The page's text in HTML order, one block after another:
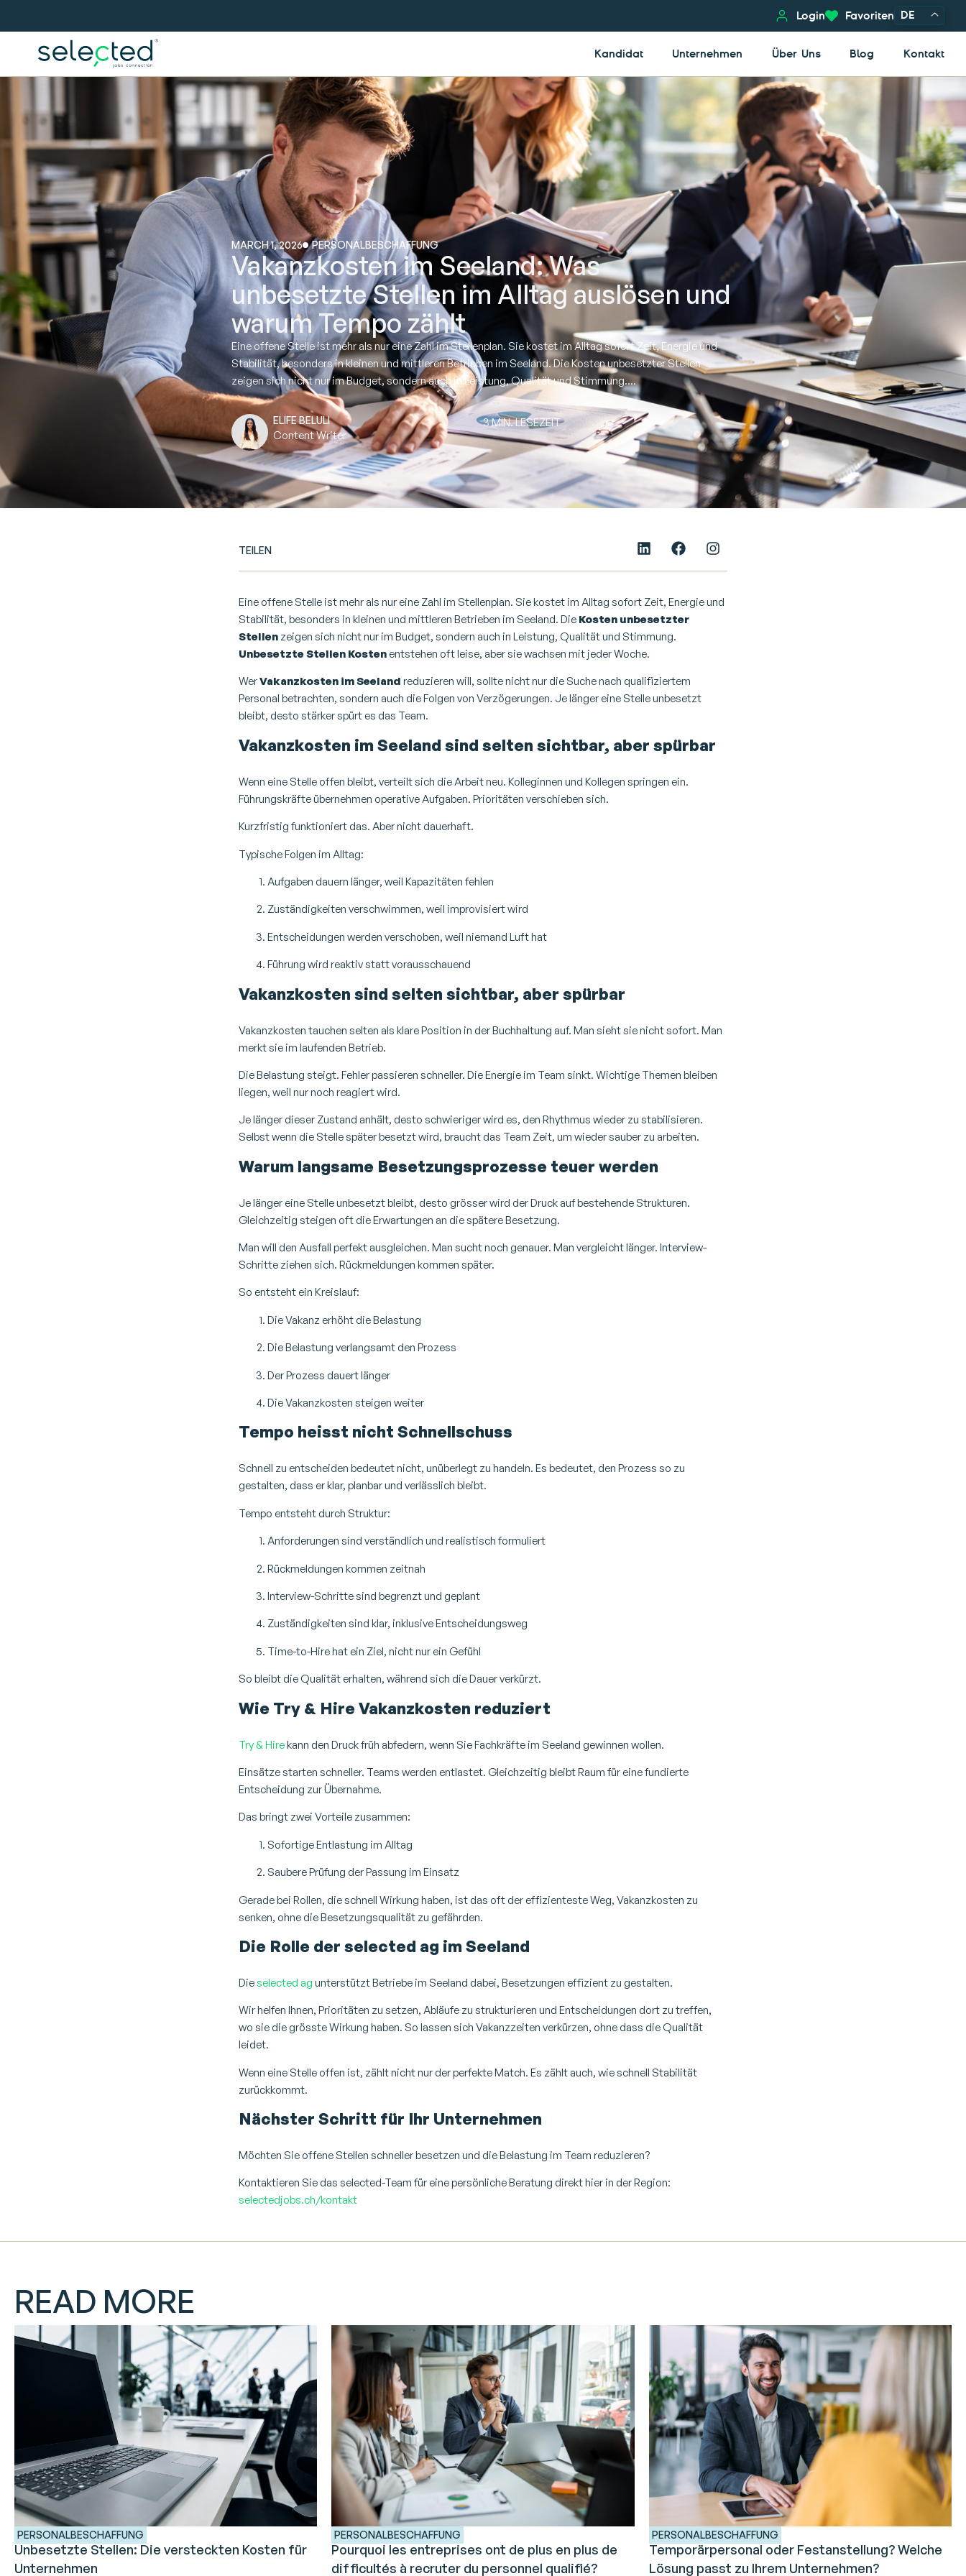
Login Favoriten DE
Kandidat Unternehmen Über Uns Blog Kontakt
MARCH 1, 2026 PERSONALBESCHAFFUNG
Vakanzkosten im Seeland: Was
unbesetzte Stellen im Alltag auslösen und
warum Tempo zählt
Eine offene Stelle ist mehr als nur eine Zahl im Stellenplan. Sie kostet im Alltag sofort Zeit, Energie und
Stabilität, besonders in kleinen und mittleren Betrieben im Seeland. Die Kosten unbesetzter Stellen
zeigen sich nicht nur im Budget, sondern auch in Leistung, Qualität und Stimmung....
ELIFE BELULI
Content Writer
3 MIN. LESEZEIT
TEILEN
Eine offene Stelle ist mehr als nur eine Zahl im Stellenplan. Sie kostet im Alltag sofort Zeit, Energie und
Stabilität, besonders in kleinen und mittleren Betrieben im Seeland. Die Kosten unbesetzter
Stellen zeigen sich nicht nur im Budget, sondern auch in Leistung, Qualität und Stimmung.
Unbesetzte Stellen Kosten entstehen oft leise, aber sie wachsen mit jeder Woche.
WerVakanzkosten im Seeland reduzieren will, sollte nicht nur die Suche nach qualifiziertem
Personal betrachten, sondern auch die Folgen von Verzögerungen. Je länger eine Stelle unbesetzt
bleibt, desto stärker spürt es das Team.
Vakanzkosten im Seeland sind selten sichtbar, aber spürbar
Wenn eine Stelle offen bleibt, verteilt sich die Arbeit neu. Kolleginnen und Kollegen springen ein.
Führungskräfte übernehmen operative Aufgaben. Prioritäten verschieben sich.
Kurzfristig funktioniert das. Aber nicht dauerhaft.
Typische Folgen im Alltag:
Aufgaben dauern länger, weil Kapazitäten fehlen
Zuständigkeiten verschwimmen, weil improvisiert wird
Entscheidungen werden verschoben, weil niemand Luft hat
Führung wird reaktiv statt vorausschauend
Vakanzkosten sind selten sichtbar, aber spürbar
Vakanzkosten tauchen selten als klare Position in der Buchhaltung auf. Man sieht sie nicht sofort. Man
merkt sie im laufenden Betrieb.
Die Belastung steigt. Fehler passieren schneller. Die Energie im Team sinkt. Wichtige Themen bleiben
liegen, weil nur noch reagiert wird.
Je länger dieser Zustand anhält, desto schwieriger wird es, den Rhythmus wieder zu stabilisieren.
Selbst wenn die Stelle später besetzt wird, braucht das Team Zeit, um wieder sauber zu arbeiten.
Warum langsame Besetzungsprozesse teuer werden
Je länger eine Stelle unbesetzt bleibt, desto grösser wird der Druck auf bestehende Strukturen.
Gleichzeitig steigen oft die Erwartungen an die spätere Besetzung.
Man will den Ausfall perfekt ausgleichen. Man sucht noch genauer. Man vergleicht länger. Interview-
Schritte ziehen sich. Rückmeldungen kommen später.
So entsteht ein Kreislauf:
Die Vakanz erhöht die Belastung
Die Belastung verlangsamt den Prozess
Der Prozess dauert länger
Die Vakanzkosten steigen weiter
Tempo heisst nicht Schnellschuss
Schnell zu entscheiden bedeutet nicht, unüberlegt zu handeln. Es bedeutet, den Prozess so zu
gestalten, dass er klar, planbar und verlässlich bleibt.
Tempo entsteht durch Struktur:
Anforderungen sind verständlich und realistisch formuliert
Rückmeldungen kommen zeitnah
Interview-Schritte sind begrenzt und geplant
Zuständigkeiten sind klar, inklusive Entscheidungsweg
Time-to-Hire hat ein Ziel, nicht nur ein Gefühl
So bleibt die Qualität erhalten, während sich die Dauer verkürzt.
Wie Try & Hire Vakanzkosten reduziert
Try & Hirekann den Druck früh abfedern, wenn Sie Fachkräfte im Seeland gewinnen wollen.
Einsätze starten schneller. Teams werden entlastet. Gleichzeitig bleibt Raum für eine fundierte
Entscheidung zur Übernahme.
Das bringt zwei Vorteile zusammen:
Sofortige Entlastung im Alltag
Saubere Prüfung der Passung im Einsatz
Gerade bei Rollen, die schnell Wirkung haben, ist das oft der effizienteste Weg, Vakanzkosten zu
senken, ohne die Besetzungsqualität zu gefährden.
Die Rolle der selected ag im Seeland
Dieselected ag unterstützt Betriebe im Seeland dabei, Besetzungen effizient zu gestalten.
Wir helfen Ihnen, Prioritäten zu setzen, Abläufe zu strukturieren und Entscheidungen dort zu treffen,
wo sie die grösste Wirkung haben. So lassen sich Vakanzzeiten verkürzen, ohne dass die Qualität
leidet.
Wenn eine Stelle offen ist, zählt nicht nur der perfekte Match. Es zählt auch, wie schnell Stabilität
zurückkommt.
Nächster Schritt für Ihr Unternehmen
Möchten Sie offene Stellen schneller besetzen und die Belastung im Team reduzieren?
Kontaktieren Sie das selected-Team für eine persönliche Beratung direkt hier in der Region:
selectedjobs.ch/kontakt
READ MORE
PERSONALBESCHAFFUNG
Unbesetzte Stellen: Die versteckten Kosten für
Unternehmen
PERSONALBESCHAFFUNG
Pourquoi les entreprises ont de plus en plus de
difficultés à recruter du personnel qualifié?
PERSONALBESCHAFFUNG
Temporärpersonal oder Festanstellung? Welche
Lösung passt zu Ihrem Unternehmen?